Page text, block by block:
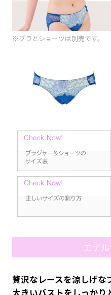
※ブラとショーツは別売です。
エテ
贅沢なレースを涼しげな
大きいバストをしっか